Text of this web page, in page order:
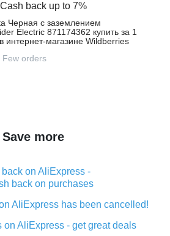
back up to 7%
Черная с заземлением
Electric 871174362 купить за 1
интернет‑магазине Wildberries
Few orders
Save more
on AliExpress -
back on purchases
AliExpress has been cancelled!
on AliExpress - get great deals